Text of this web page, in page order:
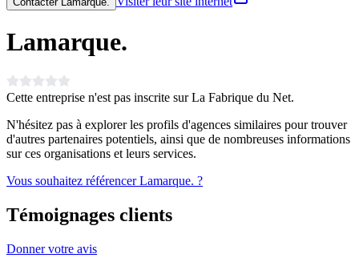
Lamarque.
Cette entreprise n'est pas inscrite sur La Fabrique du Net.
N'hésitez pas à explorer les profils d'agences similaires pour trouver
d'autres partenaires potentiels, ainsi que de nombreuses informations
sur ces organisations et leurs services.
Vous souhaitez référencer Lamarque. ?
Témoignages clients
Donner votre avis